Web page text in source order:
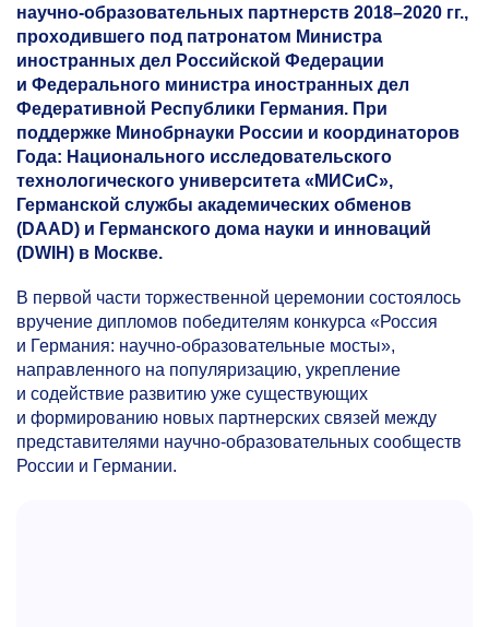
научно-образовательных партнерств 2018–2020 гг.,
проходившего под патронатом Министра
иностранных дел Российской Федерации
и Федерального министра иностранных дел
Федеративной Республики Германия. При
поддержке Минобрнауки России и координаторов
Года: Национального исследовательского
технологического университета «МИСиС»,
Германской службы академических обменов
(DAAD) и Германского дома науки и инноваций
(DWIH) в Москве.
В первой части торжественной церемонии состоялось
вручение дипломов победителям конкурса «Россия
и Германия: научно-образовательные мосты»,
направленного на популяризацию, укрепление
и содействие развитию уже существующих
и формированию новых партнерских связей между
представителями научно-образовательных сообществ
России и Германии.